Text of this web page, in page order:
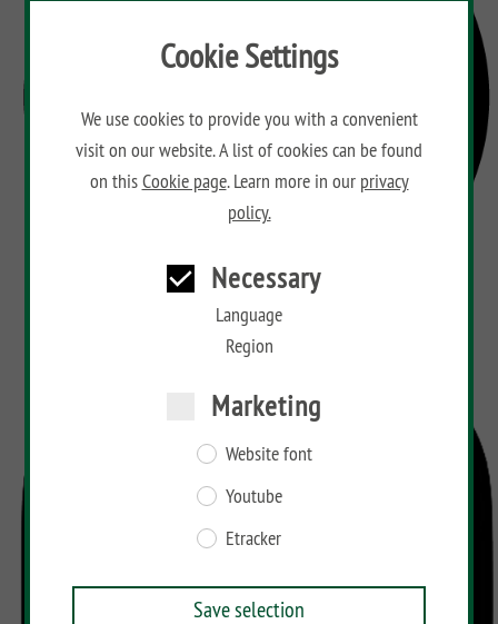
Cookie Settings
We use cookies to provide you with a convenient
visit on our website. A list of cookies can be found
on thisCookie page. Learn more in our privacy
policy.
Necessary
Language
Region
Marketing
Website font
Youtube
Etracker
Save selection